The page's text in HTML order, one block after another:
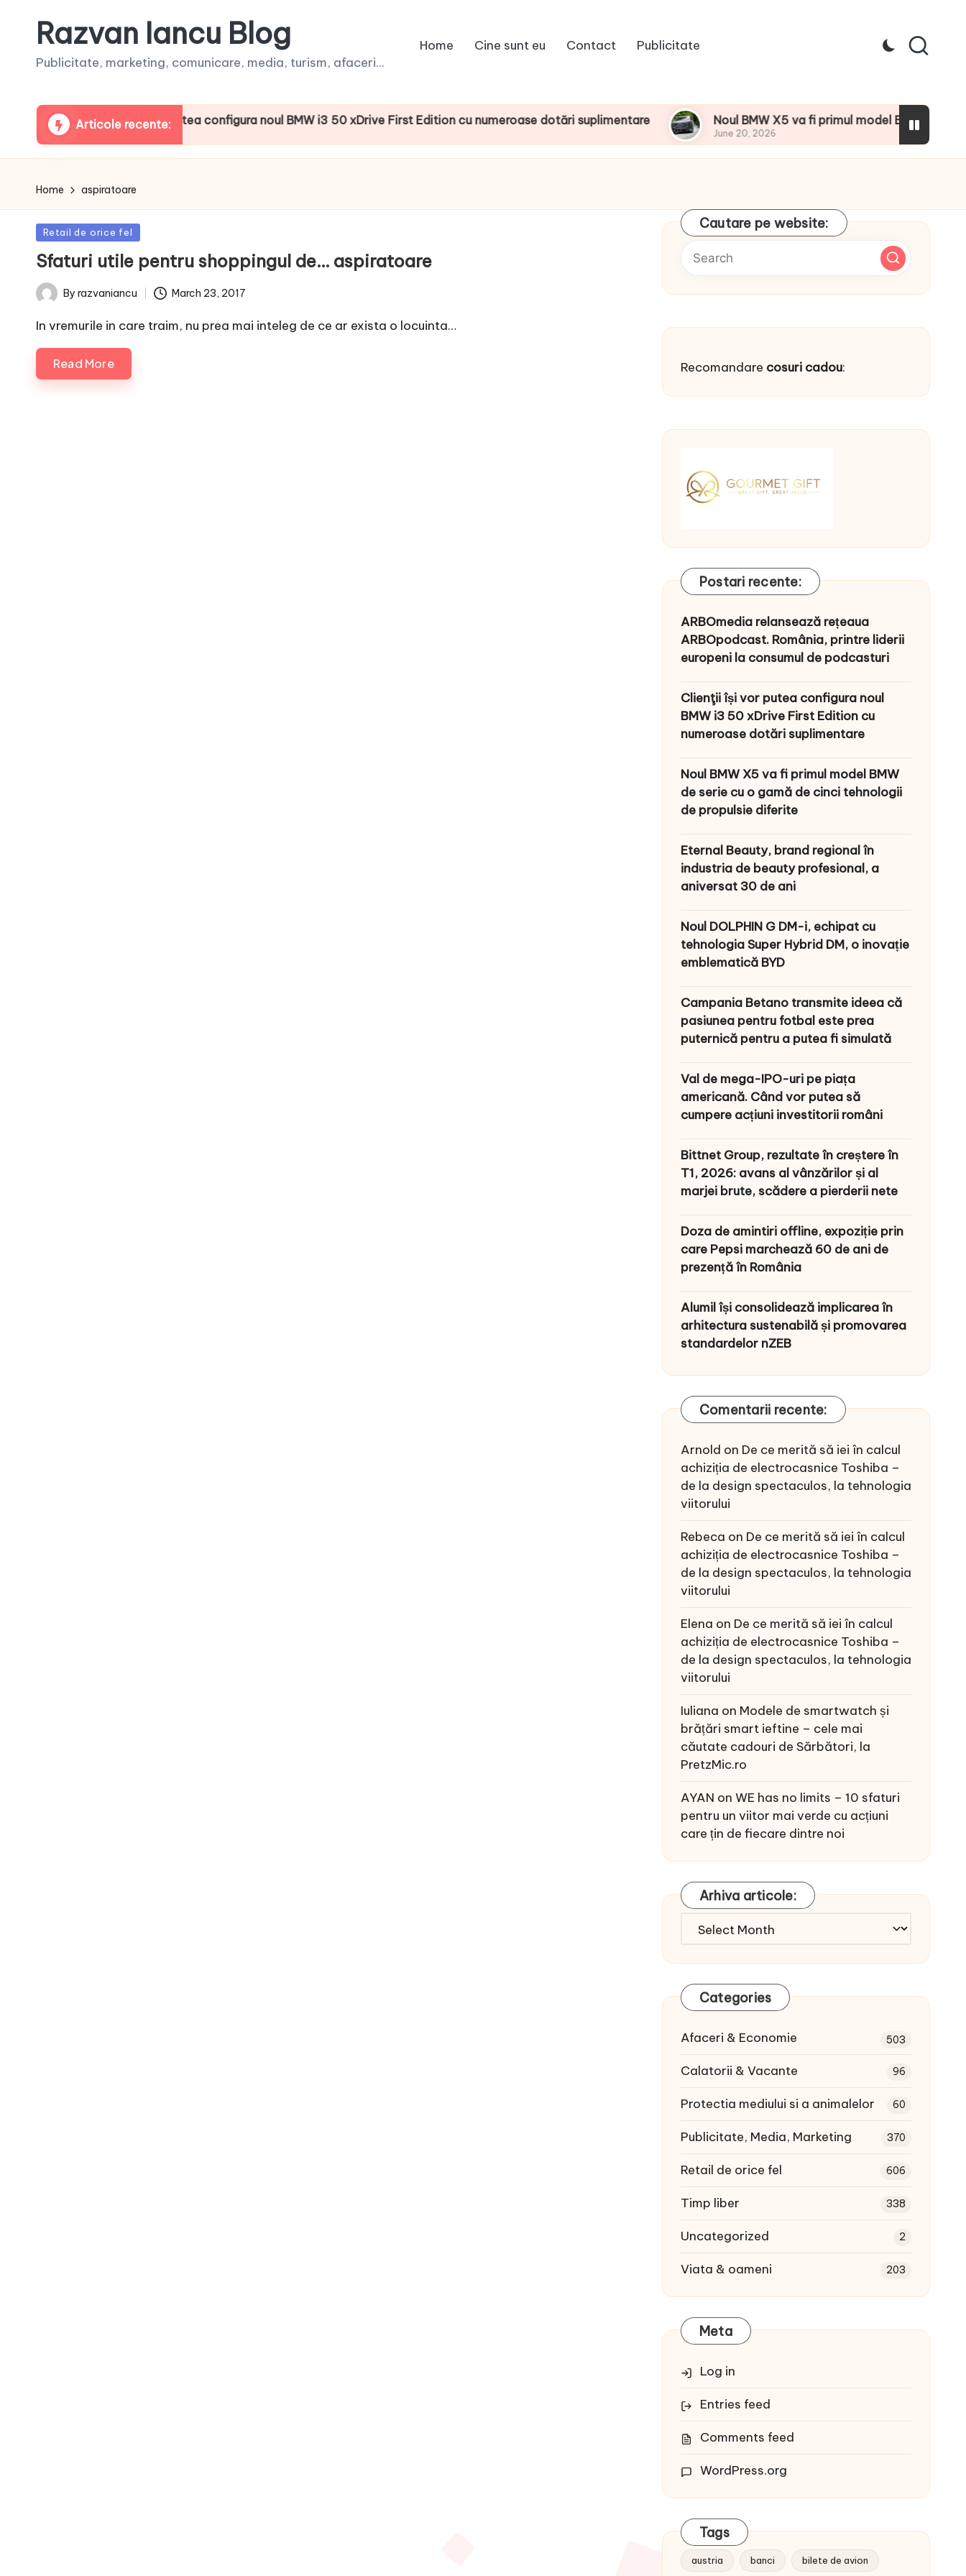
Razvan Iancu Blog
Publicitate, marketing, comunicare, media, turism, afaceri...
Home Cine sunt eu Contact Publicitate
Articole recente:
Clienţii își vor putea configura noul BMW i3 50 xDrive First Edition cu numeroase dotări suplimentare
June 20, 2026
Noul BMW X5 va fi primul model BMW de serie cu o
June 20, 2026
Home aspiratoare
Posted
in
Retail de orice fel
Sfaturi utile pentru shoppingul de… aspiratoare
PostedBy razvaniancu March 23, 2017
In vremurile in care traim, nu prea mai inteleg de ce ar exista o locuinta…
Read More
Cautare pe website:
Recomandare cosuri cadou:
Postari recente:
ARBOmedia relansează rețeaua
ARBOpodcast. România, printre liderii
europeni la consumul de podcasturi
Clienţii își vor putea configura noul
BMW i3 50 xDrive First Edition cu
numeroase dotări suplimentare
Noul BMW X5 va fi primul model BMW
de serie cu o gamă de cinci tehnologii
de propulsie diferite
Eternal Beauty, brand regional în
industria de beauty profesional, a
aniversat 30 de ani
Noul DOLPHIN G DM-i, echipat cu
tehnologia Super Hybrid DM, o inovație
emblematică BYD
Campania Betano transmite ideea că
pasiunea pentru fotbal este prea
puternică pentru a putea fi simulată
Val de mega-IPO-uri pe piața
americană. Când vor putea să
cumpere acțiuni investitorii români
Bittnet Group, rezultate în creștere în
T1, 2026: avans al vânzărilor și al
marjei brute, scădere a pierderii nete
Doza de amintiri offline, expoziție prin
care Pepsi marchează 60 de ani de
prezență în România
Alumil își consolidează implicarea în
arhitectura sustenabilă și promovarea
standardelor nZEB
Comentarii recente:
Arnold on De ce merită să iei în calcul
achiziția de electrocasnice Toshiba –
de la design spectaculos, la tehnologia
viitorului
Rebeca on De ce merită să iei în calcul
achiziția de electrocasnice Toshiba –
de la design spectaculos, la tehnologia
viitorului
Elena on De ce merită să iei în calcul
achiziția de electrocasnice Toshiba –
de la design spectaculos, la tehnologia
viitorului
Iuliana on Modele de smartwatch și
brățări smart ieftine – cele mai
căutate cadouri de Sărbători, la
PretzMic.ro
AYAN on WE has no limits – 10 sfaturi
pentru un viitor mai verde cu acțiuni
care țin de fiecare dintre noi
Arhiva articole:
Arhiva
Categories
Afaceri & Economie 503
Calatorii & Vacante 96
Protectia mediului si a animalelor 60
Publicitate, Media, Marketing 370
Retail de orice fel 606
Timp liber 338
Uncategorized 2
Viata & oameni 203
Meta
Log in
Entries feed
Comments feed
WordPress.org
Tags
austria banci bilete de avion